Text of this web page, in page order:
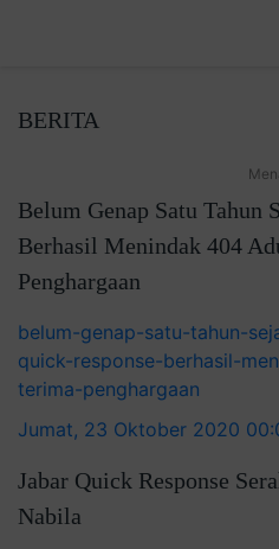
BERITA
Belum Genap Satu Tahun
Berhasil Menindak 404
Penghargaan
belum-genap-satu-tahun-
quick-response-berhasil-
terima-penghargaan
Jumat, 23 Oktober 2020
Jabar Quick Response
Nabila